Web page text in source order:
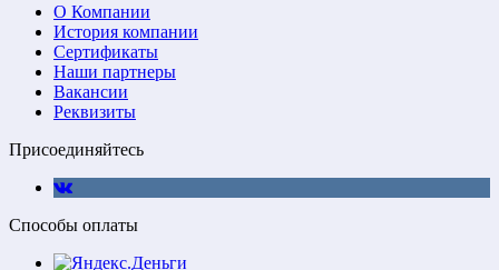
О Компании
История компании
Сертификаты
Наши партнеры
Вакансии
Реквизиты
Присоединяйтесь
Способы оплаты